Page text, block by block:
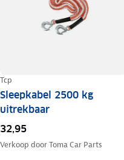
Tcp
Sleepkabel 2500 kg
uitrekbaar
32,95
Verkoop doorToma Car Parts